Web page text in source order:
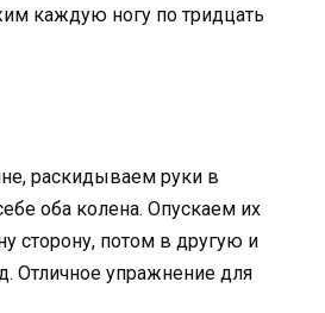
каждую ногу по тридцать
раскидываем руки в
оба колена. Опускаем их
сторону, потом в другую и
Отличное упражнение для